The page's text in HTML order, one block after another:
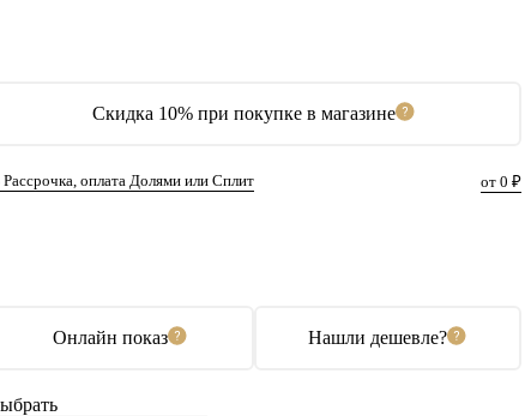
Скидка 10% при покупке в магазине
Рассрочка, оплата Долями или Сплит от 0 ₽
Онлайн показ Нашли дешевле?